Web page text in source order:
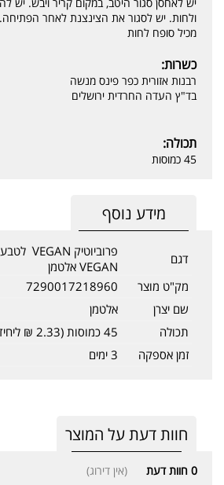
ולחות. יש לסגור את הצינצנת לאחר הפתיחה.
מכיל סופח לחות
כשרות:
רבנות אזורית כפר פינס מנשה
בד"ץ העדה החרדית ירושלים
תכולה:
45 כמוסות
מידע נוסף
דגם
VEGAN אלטמן
מק"ט מוצר
7290017218960
שם יצרן
אלטמן
תכולה
45 כמוסות (2.33 ₪ ליחידה)
זמן אספקה
3 ימים
חוות דעת על המוצר
0 חוות דעת (אין דירוג)